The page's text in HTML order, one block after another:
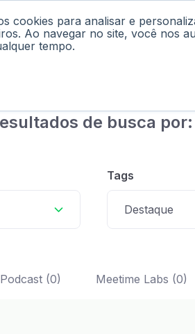
cookies para analisar e
Ao navegar no site, você nos
tempo.
Podcast Materiais
de busca por:
Tags
Destaque
Podcast (0) Meetime Labs (0)